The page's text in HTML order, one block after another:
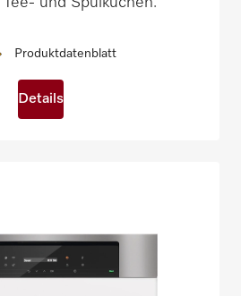
Produktdatenblatt
Details